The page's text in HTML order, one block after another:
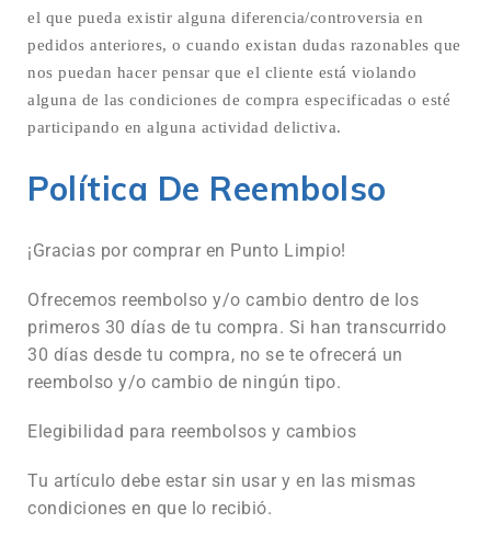
el que pueda existir alguna diferencia/controversia en
pedidos anteriores, o cuando existan dudas razonables que
nos puedan hacer pensar que el cliente está violando
alguna de las condiciones de compra especificadas o esté
participando en alguna actividad delictiva.
Política De Reembolso
¡Gracias por comprar en Punto Limpio!
Ofrecemos reembolso y/o cambio dentro de los
primeros 30 días de tu compra. Si han transcurrido
30 días desde tu compra, no se te ofrecerá un
reembolso y/o cambio de ningún tipo.
Elegibilidad para reembolsos y cambios
Tu artículo debe estar sin usar y en las mismas
condiciones en que lo recibió.